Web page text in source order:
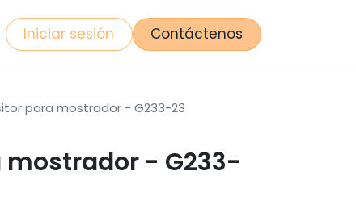
Iniciar sesión Contáctenos
para mostrador - G233-23
mostrador - G233-